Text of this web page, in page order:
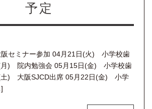
予定
セミナー参加 04月21日(火) 小学校歯
月) 院内勉強会 05月15日(金) 小学校歯
土) 大阪SJCD出席 05月22日(金) 小学